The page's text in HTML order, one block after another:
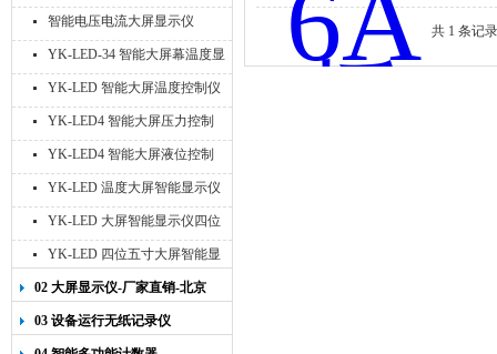
智能电压电流大屏显示仪
YK-LED-34 智能大屏幕温度显
示仪
YK-LED 智能大屏温度控制仪
YK-LED4 智能大屏压力控制
仪
YK-LED4 智能大屏液位控制
仪
YK-LED 温度大屏智能显示仪
四位十寸
YK-LED 大屏智能显示仪四位
八寸
YK-LED 四位五寸大屏智能显
示仪
02 大屏显示仪-厂家直销-北京
宇科泰吉
03 设备运行无纸记录仪
共 1 条记